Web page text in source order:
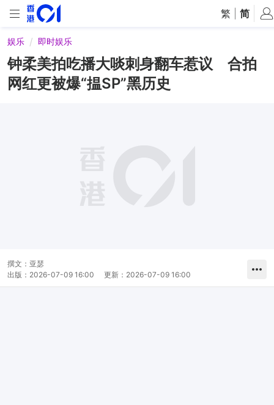
繁 简
娱乐 即时娱乐
钟柔美拍吃播大啖刺身翻车惹议 合拍
网红更被爆“揾SP”黑历史
撰文： 亚瑟
出版： 2026-07-09 16:00 更新： 2026-07-09 16:00